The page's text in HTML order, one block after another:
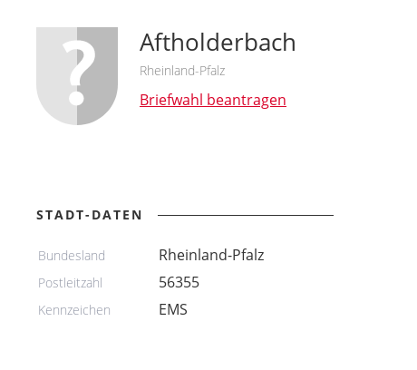
Aftholderbach
Rheinland-Pfalz
Briefwahl beantragen
STADT-DATEN
Bundesland Rheinland-Pfalz
Postleitzahl 56355
Kennzeichen EMS